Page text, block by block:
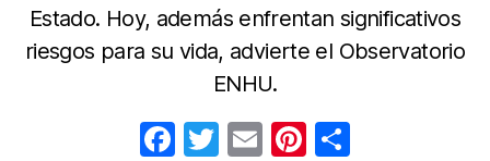
Estado. Hoy, además enfrentan significativos
riesgos para su vida, advierte el Observatorio
ENHU.
F T E Pi